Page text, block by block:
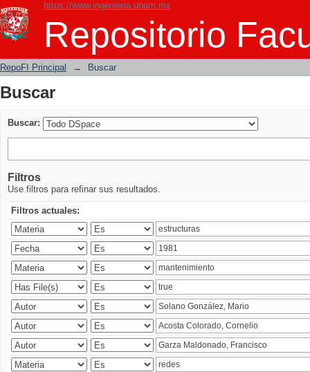
https://www.ingenieria.unam.mx
Repositorio
Buscar
RepoFI Principal → Buscar
Buscar
Buscar:
Filtros
Use filtros para refinar sus resultados.
Filtros actuales: